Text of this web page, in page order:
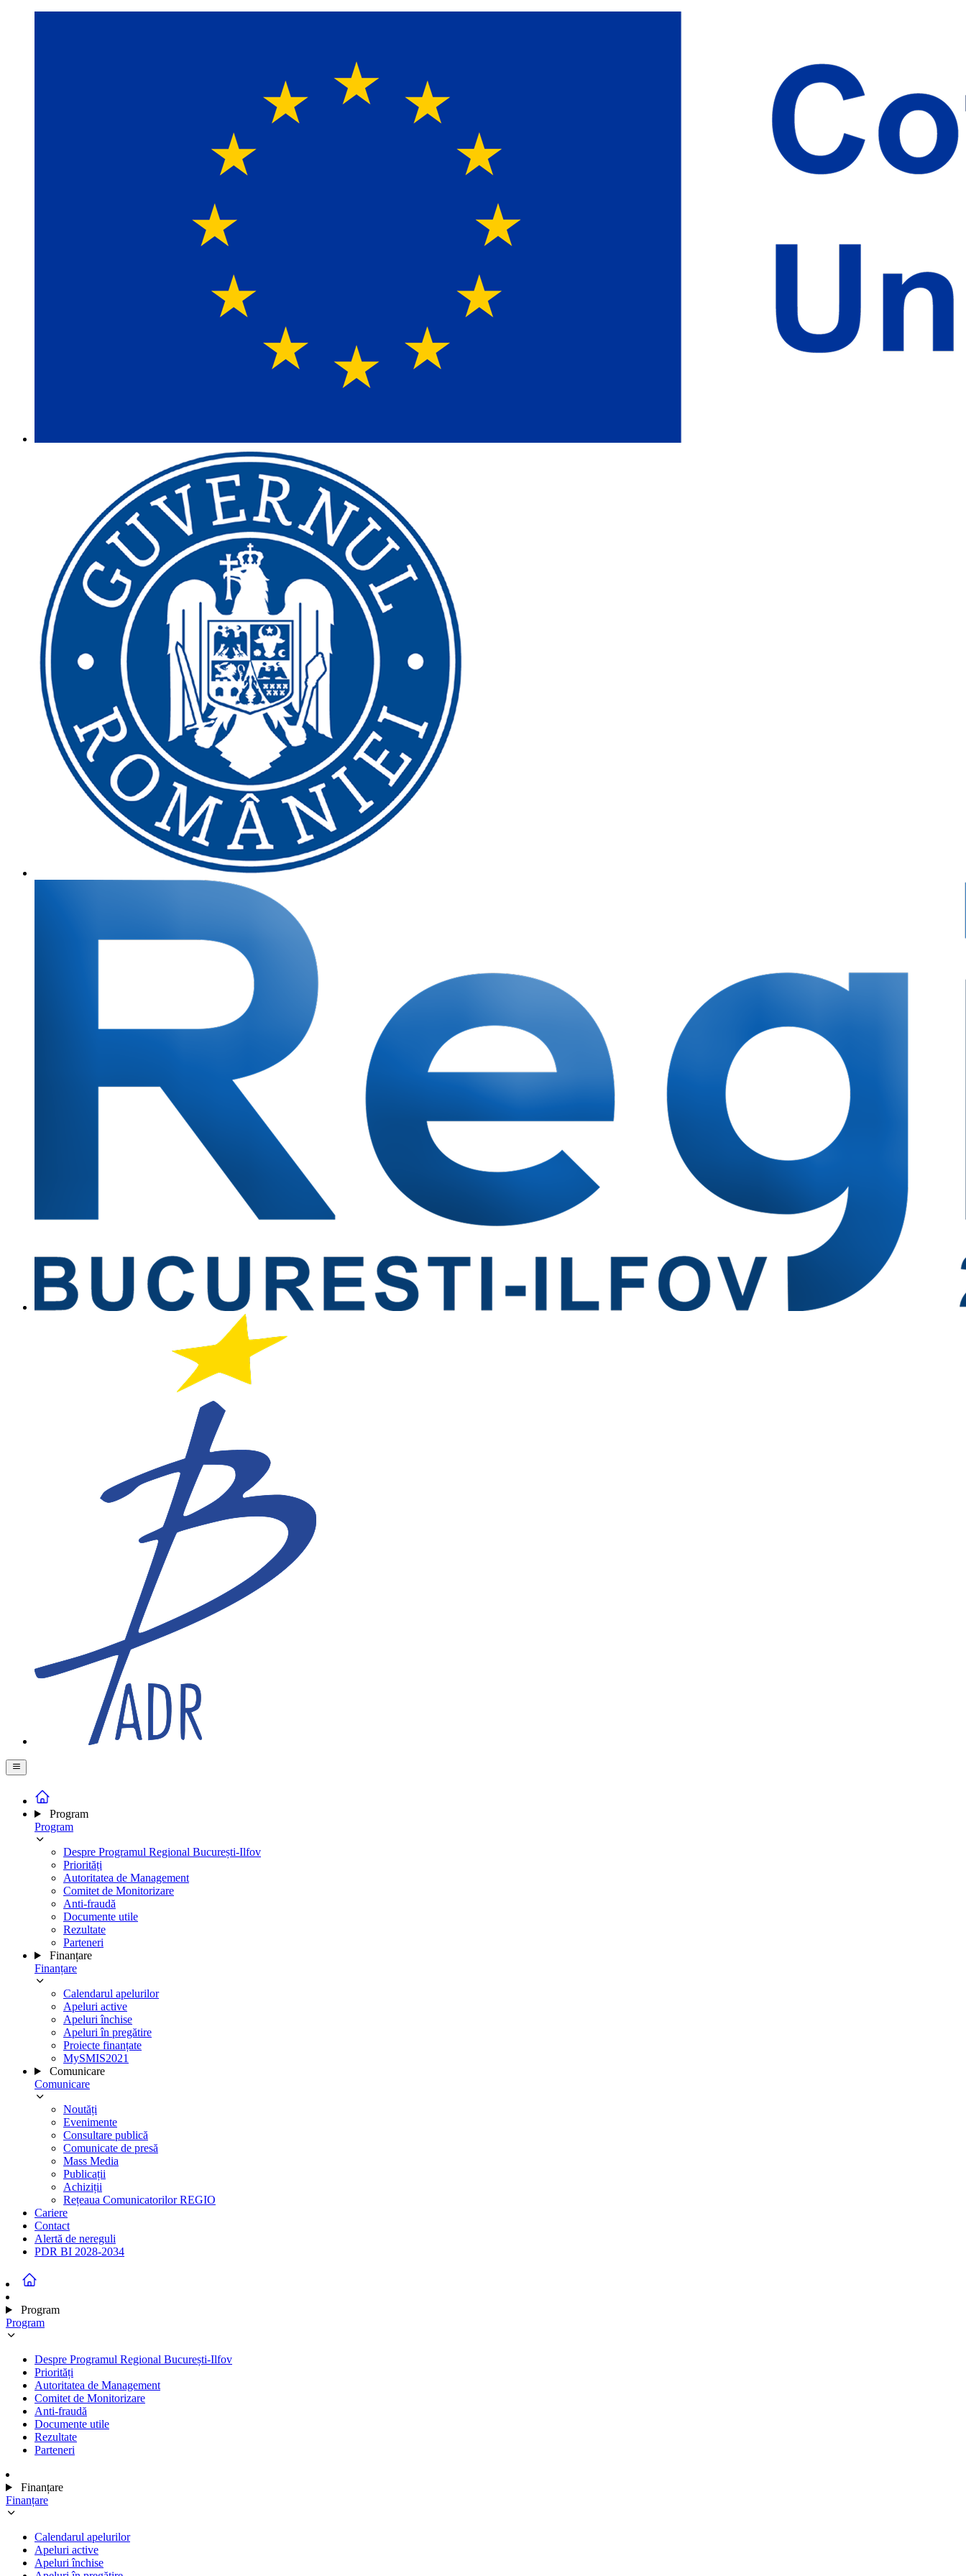
Program
Program
Despre Programul Regional București-Ilfov
Priorități
Autoritatea de Management
Comitet de Monitorizare
Anti-fraudă
Documente utile
Rezultate
Parteneri
Finanțare
Finanțare
Calendarul apelurilor
Apeluri active
Apeluri închise
Apeluri în pregătire
Proiecte finanțate
MySMIS2021
Comunicare
Comunicare
Noutăți
Evenimente
Consultare publică
Comunicate de presă
Mass Media
Publicații
Achiziții
Rețeaua Comunicatorilor REGIO
Cariere
Contact
Alertă de nereguli
PDR BI 2028-2034
Program
Program
Despre Programul Regional București-Ilfov
Priorități
Autoritatea de Management
Comitet de Monitorizare
Anti-fraudă
Documente utile
Rezultate
Parteneri
Finanțare
Finanțare
Calendarul apelurilor
Apeluri active
Apeluri închise